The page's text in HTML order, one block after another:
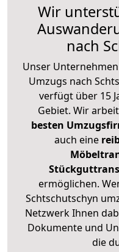
Wir
nach
Unser
Umzugs nach
verfügt über 15
Gebiet. Wir
besten
auch eine
ermöglichen.
Schtschutschyn
Netzwerk Ihnen
Dokumente und
die